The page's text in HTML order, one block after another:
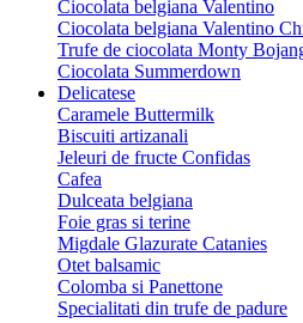
Ciocolata belgiana Valentino
Ciocolata belgiana Valentino
Trufe de ciocolata Monty
Ciocolata Summerdown
Delicatese
Caramele Buttermilk
Biscuiti artizanali
Jeleuri de fructe Confidas
Cafea
Dulceata belgiana
Foie gras si terine
Migdale Glazurate Catanies
Otet balsamic
Colomba si Panettone
Specialitati din trufe de padure